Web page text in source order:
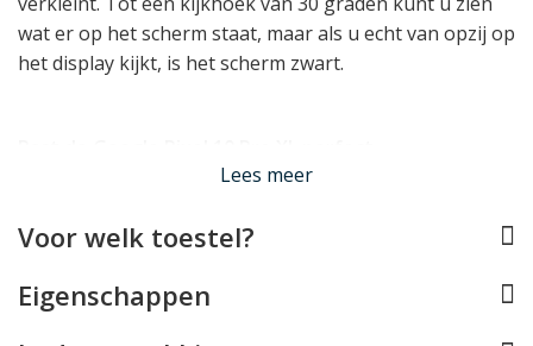
wat er op het scherm staat, maar als u echt van opzij op
het display kijkt, is het scherm zwart.
De protector is speciaal voor de Google Pixel 10 Pro XL
protector iscase compatible
Lees meer
Voor welk toestel?
Eigenschappen